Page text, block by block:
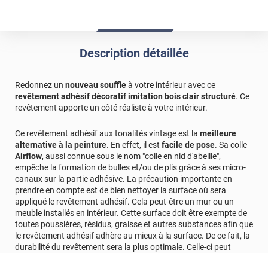
Description détaillée
Redonnez un nouveau souffleà votre intérieur avec ce
revêtement adhésif décoratif imitation bois clair structuré. Ce
revêtement apporte un côté réaliste à votre intérieur.
Ce revêtement adhésif aux tonalités vintage est la meilleure
alternative à la peinture. En effet, il est facile de pose. Sa colle
Airflow, aussi connue sous le nom "colle en nid d'abeille",
empêche la formation de bulles et/ou de plis grâce à ses micro-
canaux sur la partie adhésive. La précaution importante en
prendre en compte est de bien nettoyer la surface où sera
appliqué le revêtement adhésif. Cela peut-être un mur ou un
meuble installés en intérieur. Cette surface doit être exempte de
toutes poussières, résidus, graisse et autres substances afin que
le revêtement adhésif adhère au mieux à la surface. De ce fait, la
durabilité du revêtement sera la plus optimale. Celle-ci peut